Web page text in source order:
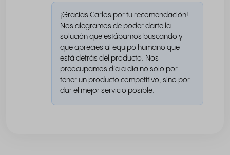
¡Gracias Carlos por tu recomendación!
Nos alegramos de poder darte la
solución que estábamos buscando y
que aprecies al equipo humano que
está detrás del producto. Nos
preocupamos día a día no solo por
tener un producto competitivo, sino por
dar el mejor servicio posible.